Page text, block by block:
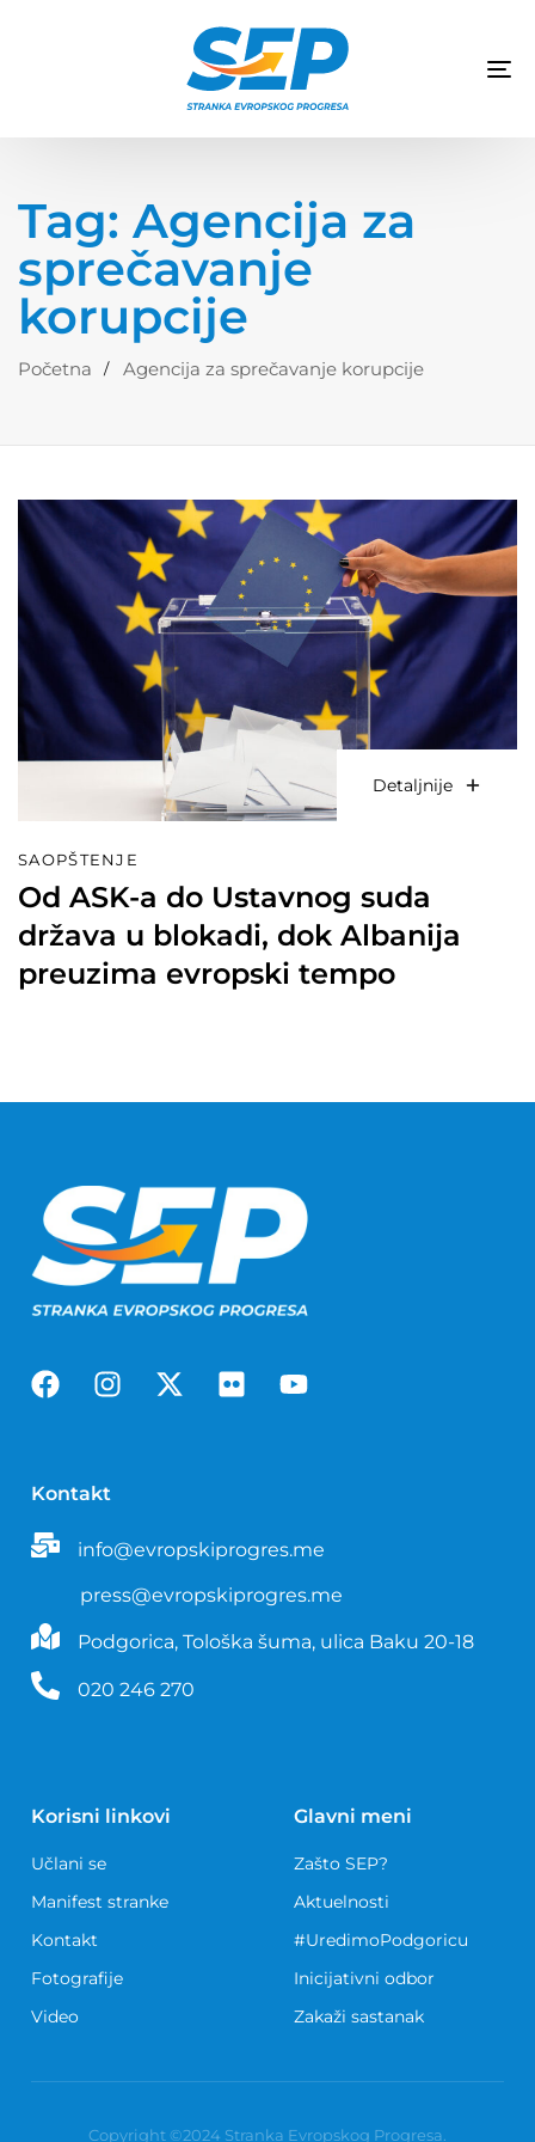
Tag: Agencija za
sprečavanje
korupcije
Početna Agencija za sprečavanje korupcije
Detaljnije
SAOPŠTENJE
Od ASK-a do Ustavnog suda
država u blokadi, dok Albanija
preuzima evropski tempo
Kontakt
info@evropskiprogres.me
press@evropskiprogres.me
Podgorica, Tološka šuma, ulica Baku 20-18
020 246 270
Korisni linkovi
Učlani se
Manifest stranke
Kontakt
Fotografije
Video
Glavni meni
Zašto SEP?
Aktuelnosti
#UredimoPodgoricu
Inicijativni odbor
Zakaži sastanak
Copyright ©2024 Stranka Evropskog Progresa.